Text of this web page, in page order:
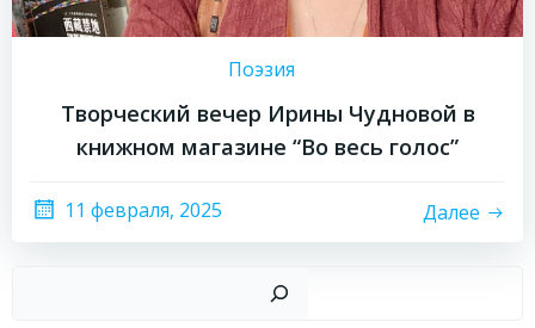
Поэзия
Творческий вечер Ирины Чудновой в
книжном магазине “Во весь голос”
11 февраля, 2025 Далее